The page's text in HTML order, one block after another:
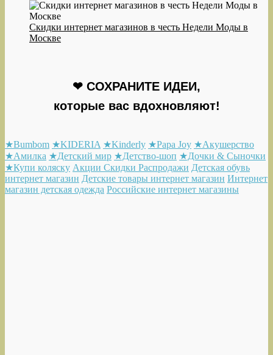
Скидки интернет магазинов в честь Недели Моды в
Москве
❤ СОХРАНИТЕ ИДЕИ,
которые вас вдохновляют!
★Bumbom ★KIDERIA ★Kinderly ★Papa Joy ★Акушерство
★Амилка ★Детский мир ★Детство-шоп ★Дочки & Сыночки
★Купи коляску Акции Скидки Распродажи Детская обувь
интернет магазин Детские товары интернет магазин Интернет
магазин детская одежда Российские интернет магазины